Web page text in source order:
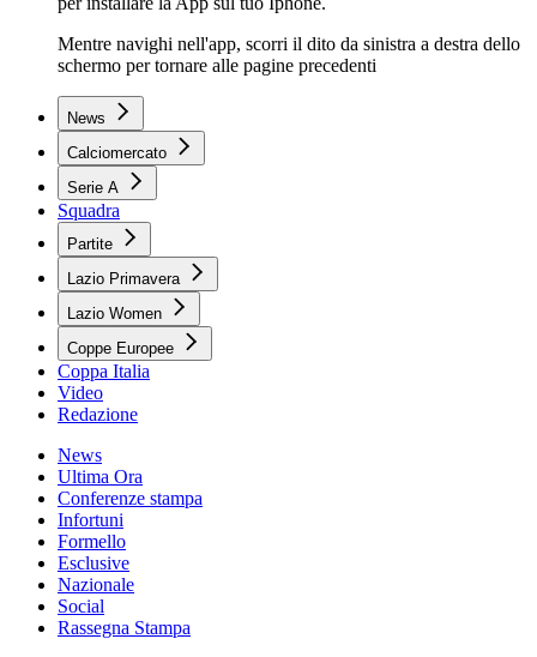
Mentre navighi nell'app, scorri il dito da sinistra a destra dello
schermo per tornare alle pagine precedenti
News
Calciomercato
Serie A
Squadra
Partite
Lazio Primavera
Lazio Women
Coppe Europee
Coppa Italia
Video
Redazione
News
Ultima Ora
Conferenze stampa
Infortuni
Formello
Esclusive
Nazionale
Social
Rassegna Stampa